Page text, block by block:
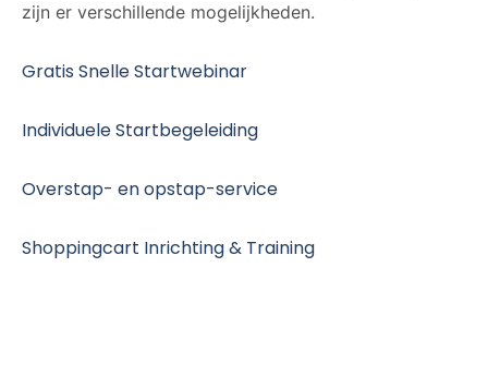
zijn er verschillende mogelijkheden.
Gratis Snelle Startwebinar
Individuele Startbegeleiding
Overstap- en opstap-service
Shoppingcart Inrichting & Training